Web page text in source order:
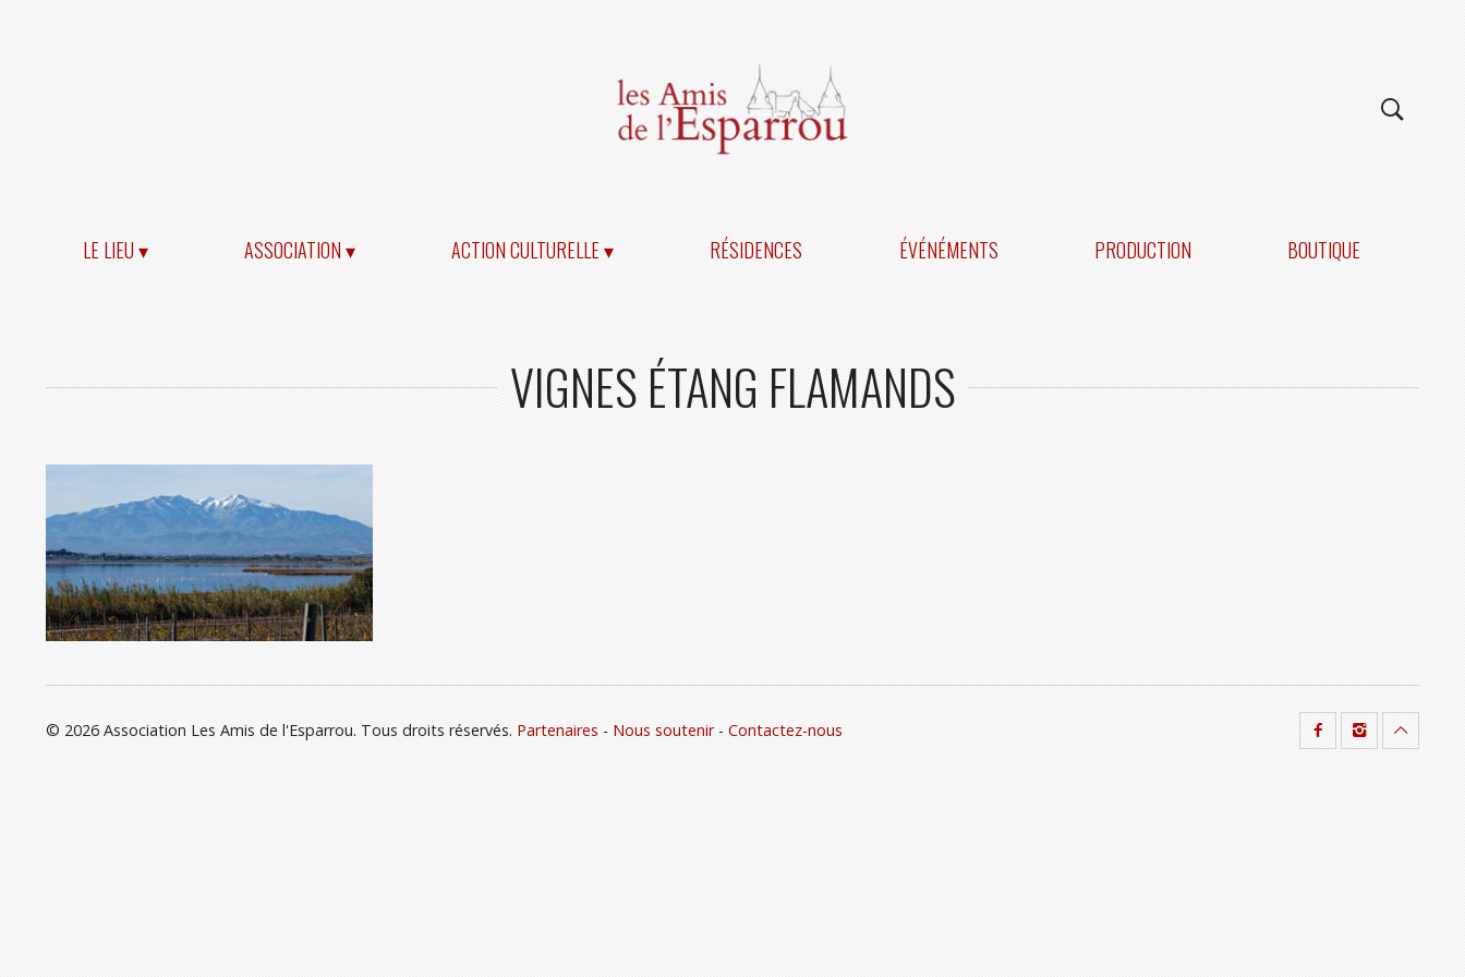
LE LIEU ▾ ASSOCIATION ▾ ACTION CULTURELLE ▾ RÉSIDENCES ÉVÉNÉMENTS PRODUCTION BOUTIQUE
VIGNES ÉTANG FLAMANDS
© 2026 Association Les Amis de l'Esparrou. Tous droits réservés. Partenaires - Nous soutenir- Contactez-nous